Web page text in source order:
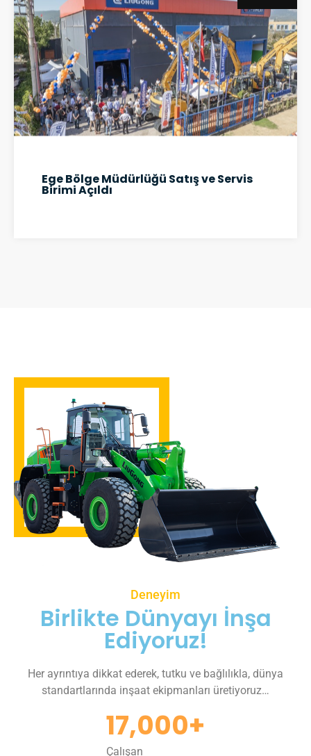
Ege Bölge Müdürlüğü Satış ve Servis
Birimi Açıldı
Deneyim
Birlikte Dünyayı İnşa
Ediyoruz!
Her ayrıntıya dikkat ederek, tutku ve bağlılıkla, dünya
standartlarında inşaat ekipmanları üretiyoruz…
Çalışan
17,000+